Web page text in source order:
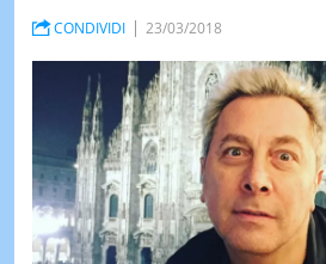
CONDIVIDI 23/03/2018